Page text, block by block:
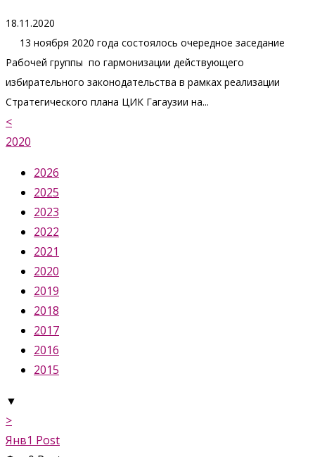
18.11.2020
13 ноября 2020 года состоялось очередное заседание
Рабочей группы по гармонизации действующего
избирательного законодательства в рамках реализации
Стратегического плана ЦИК Гагаузии на...
<
2020
2026
2025
2023
2022
2021
2020
2019
2018
2017
2016
2015
▼
>
Янв1 Post